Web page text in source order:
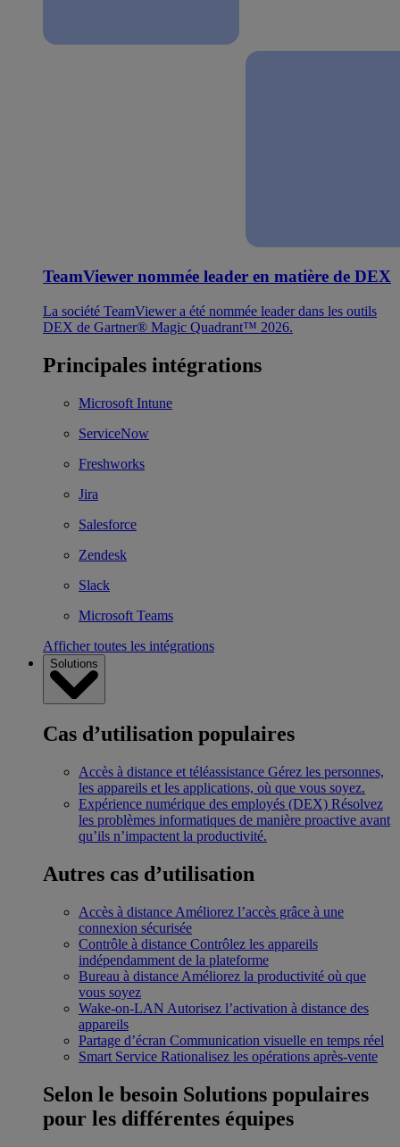
TeamViewer nommée leader en matière de DEX
La société TeamViewer a été nommée leader dans les outils
DEX de Gartner® Magic Quadrant™ 2026.
Principales intégrations
Microsoft Intune
ServiceNow
Freshworks
Jira
Salesforce
Zendesk
Slack
Microsoft Teams
Afficher toutes les intégrations
Solutions
Cas d’utilisation populaires
Accès à distance et téléassistance Gérez les personnes,
les appareils et les applications, où que vous soyez.
Expérience numérique des employés (DEX) Résolvez
les problèmes informatiques de manière proactive avant
qu’ils n’impactent la productivité.
Autres cas d’utilisation
Accès à distance Améliorez l’accès grâce à une
connexion sécurisée
Contrôle à distance Contrôlez les appareils
indépendamment de la plateforme
Bureau à distance Améliorez la productivité où que
vous soyez
Wake-on-LAN Autorisez l’activation à distance des
appareils
Partage d’écran Communication visuelle en temps réel
Smart Service Rationalisez les opérations après-vente
Selon le besoin Solutions populaires
pour les différentes équipes